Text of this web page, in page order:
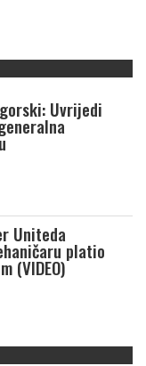
Uvrijedi
Uniteda
platio
(VIDEO)